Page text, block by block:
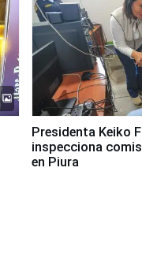
Presidenta Keiko Fujimori,
inspecciona
en Piura